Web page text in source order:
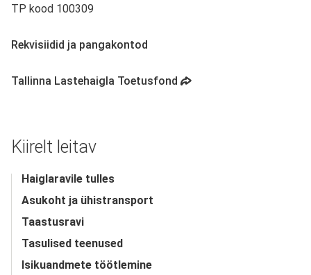
TP kood 100309
Rekvisiidid ja pangakontod
Tallinna Lastehaigla Toetusfond avaneb uues vahekaardis
Kiirelt leitav
Haiglaravile tulles
Asukoht ja ühistransport
Taastusravi
Tasulised teenused
Isikuandmete töötlemine